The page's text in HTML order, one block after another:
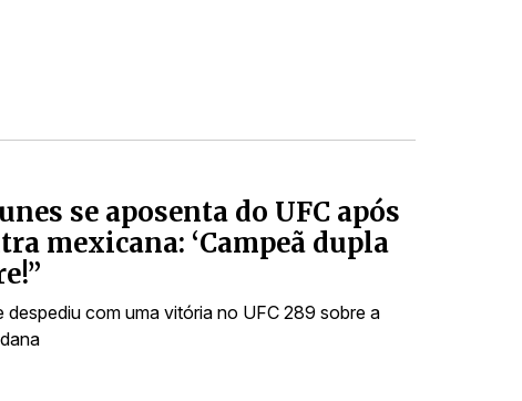
se aposenta do UFC após
mexicana: ‘Campeã dupla
despediu com uma vitória no UFC 289 sobre a